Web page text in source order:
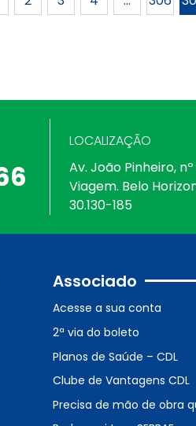
LOCALIZAÇÃO
Av. João Pinheiro,
Viagem. Belo
30.130-185
Associado
Acesse a sua conta
2ª via do boleto
Planos de Saúde – CDL
Clube de Vantagens CDL
Precisa de mão de obra